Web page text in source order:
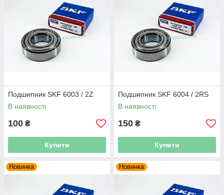
Подшипник SKF 6003 / 2Z
В наявності
100 ₴
Купити
Подшипник SKF 6004 / 2RS
В наявності
150 ₴
Купити
Новинка Новинка